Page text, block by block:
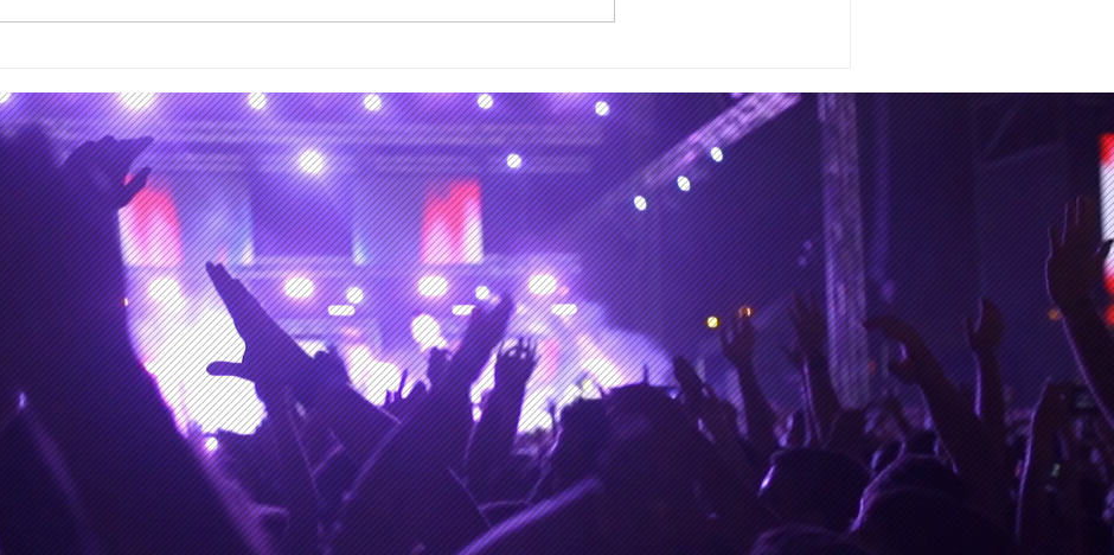
curso de colisión para
materializar su siguiente
álbum de estudio
que la trae de regreso a
México